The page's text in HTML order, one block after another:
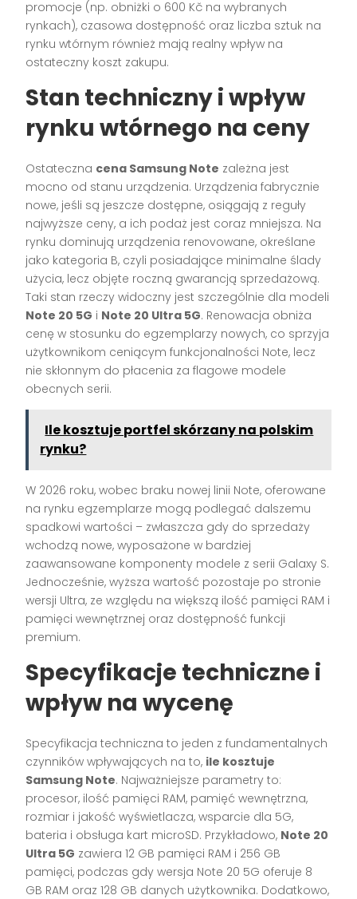
promocje (np. obniżki o 600 Kč na wybranych
rynkach), czasowa dostępność oraz liczba sztuk na
rynku wtórnym również mają realny wpływ na
ostateczny koszt zakupu.
Stan techniczny i wpływ
rynku wtórnego na ceny
Ostateczna cena Samsung Note zależna jest
mocno od stanu urządzenia. Urządzenia fabrycznie
nowe, jeśli są jeszcze dostępne, osiągają z reguły
najwyższe ceny, a ich podaż jest coraz mniejsza. Na
rynku dominują urządzenia renovowane, określane
jako kategoria B, czyli posiadające minimalne ślady
użycia, lecz objęte roczną gwarancją sprzedażową.
Taki stan rzeczy widoczny jest szczególnie dla modeli
Note 20 5G i Note 20 Ultra 5G. Renowacja obniża
cenę w stosunku do egzemplarzy nowych, co sprzyja
użytkownikom ceniącym funkcjonalności Note, lecz
nie skłonnym do płacenia za flagowe modele
obecnych serii.
Ile kosztuje portfel skórzany na polskim
rynku?
W 2026 roku, wobec braku nowej linii Note, oferowane
na rynku egzemplarze mogą podlegać dalszemu
spadkowi wartości – zwłaszcza gdy do sprzedaży
wchodzą nowe, wyposażone w bardziej
zaawansowane komponenty modele z serii Galaxy S.
Jednocześnie, wyższa wartość pozostaje po stronie
wersji Ultra, ze względu na większą ilość pamięci RAM i
pamięci wewnętrznej oraz dostępność funkcji
premium.
Specyfikacje techniczne i
wpływ na wycenę
Specyfikacja techniczna to jeden z fundamentalnych
czynników wpływających na to, ile kosztuje
Samsung Note. Najważniejsze parametry to:
procesor, ilość pamięci RAM, pamięć wewnętrzna,
rozmiar i jakość wyświetlacza, wsparcie dla 5G,
bateria i obsługa kart microSD. Przykładowo, Note 20
Ultra 5G zawiera 12 GB pamięci RAM i 256 GB
pamięci, podczas gdy wersja Note 20 5G oferuje 8
GB RAM oraz 128 GB danych użytkownika. Dodatkowo,